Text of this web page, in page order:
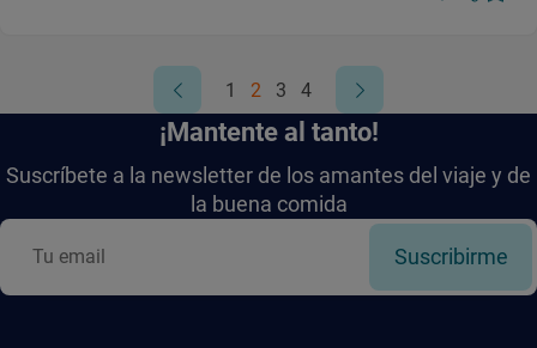
1 2 3 4
¡Mantente al tanto!
Suscríbete a la newsletter de los amantes del viaje y de
la buena comida
Suscribirme